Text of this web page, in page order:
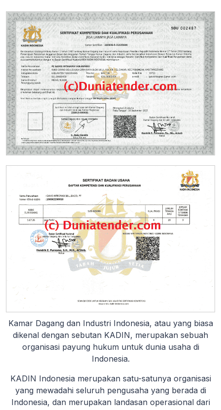
Kamar Dagang dan Industri Indonesia, atau yang biasa
dikenal dengan sebutan KADIN, merupakan sebuah
organisasi payung hukum untuk dunia usaha di
Indonesia.
KADIN Indonesia merupakan satu-satunya organisasi
yang mewadahi seluruh pengusaha yang berada di
Indonesia, dan merupakan landasan operasional dari